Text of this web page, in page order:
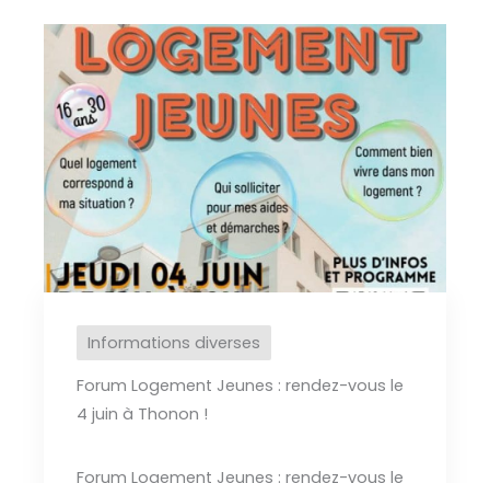
Informations diverses
Forum Logement Jeunes : rendez-vous le
4 juin à Thonon !
Forum Logement Jeunes : rendez-vous le